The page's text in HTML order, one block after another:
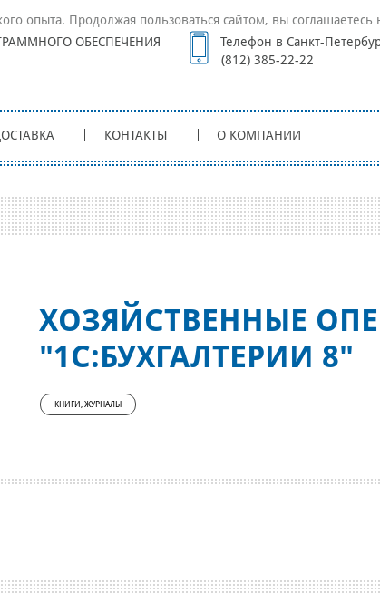
ОБЕСПЕЧЕНИЯ
Телефон в Санкт-
(812) 385-22-22
КОНТАКТЫ О КОМПАНИИ
ХОЗЯЙСТВЕННЫЕ
"1С:БУХГАЛТЕРИИ 8"
КНИГИ, ЖУРНАЛЫ
опыта. Продолжая пользоваться сайтом, вы соглашаетесь